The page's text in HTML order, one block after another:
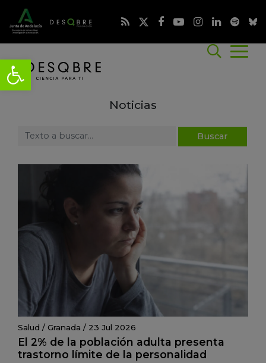
Noticias
Salud / Granada / 23 Jul 2026
El 2% de la población adulta presenta
trastorno límite de la personalidad